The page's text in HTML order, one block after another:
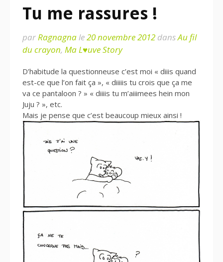
Tu me rassures !
parRagnagnale20 novembre 2012 dansAu fil
du crayon, Ma L♥uve Story
D’habitude la questionneuse c’est moi « diiis quand
est-ce que l’on fait ça », « diiiiis tu crois que ça me
va ce pantaloon ? » « diiiis tu m’aiiimees hein mon
Juju ? », etc.
Mais je pense que c’est beaucoup mieux ainsi !